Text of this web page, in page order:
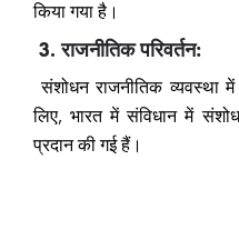
किया गया है।
3. राजनीतिक परिवर्तन:
संशोधन राजनीतिक व्यवस्था
लिए, भारत में संविधान में
प्रदान की गई हैं।